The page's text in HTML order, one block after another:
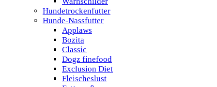
Hundetrockenfutter
Hunde-Nassfutter
Applaws
Bozita
Classic
Dogz finefood
Exclusion Diet
Fleischeslust